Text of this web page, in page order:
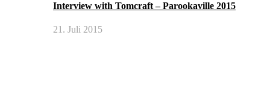
Interview with Tomcraft – Parookaville 2015
21. Juli 2015